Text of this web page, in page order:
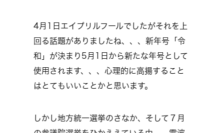
4月1日エイプリルフールでしたがそれを上
回る話題がありましたね、、、新年号「令
和」が決まり5月1日から新たな年号として
使用されます、、、心理的に高揚すること
はとてもいいことかと思います。
しかし地方統一選挙のさなか、そして７月